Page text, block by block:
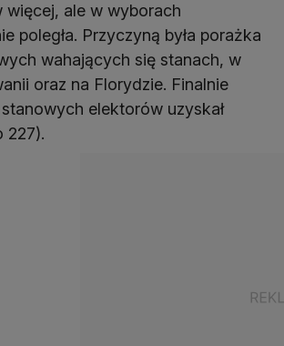
więcej, ale w wyborach
poległa. Przyczyną była porażka
wahających się stanach, w
oraz na Florydzie. Finalnie
elektorów uzyskał
227).